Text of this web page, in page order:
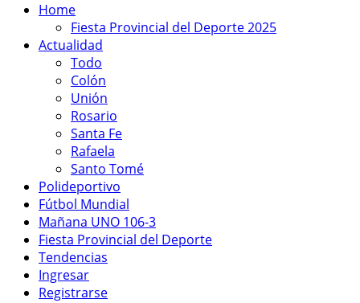
Home
Fiesta Provincial del Deporte 2025
Actualidad
Todo
Colón
Unión
Rosario
Santa Fe
Rafaela
Santo Tomé
Polideportivo
Fútbol Mundial
Mañana UNO 106-3
Fiesta Provincial del Deporte
Tendencias
Ingresar
Registrarse